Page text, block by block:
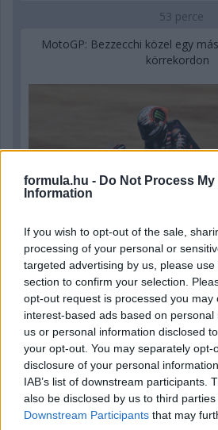
formula.hu - Do Not Process My
Information
If you wish to opt-out of the sale,
processing of your personal or
targeted advertising by us, please
section to confirm your selection.
opt-out request is processed you may
interest-based ads based on
us or personal information disclosed
your opt-out. You may separately opt-
disclosure of your personal
IAB’s list of downstream participants.
also be disclosed by us to third
Downstream Participants that may
53 perce
MotoGP: Bezzecchi közel egy
körrekordon
1 órája
Sajtó: Az Aston Martintól érkezik
Bullhoz?